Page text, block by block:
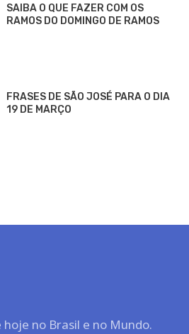
SAIBA O QUE FAZER COM OS
RAMOS DO DOMINGO DE RAMOS
FRASES DE SÃO JOSÉ PARA O DIA
19 DE MARÇO
no Brasil e no Mundo.